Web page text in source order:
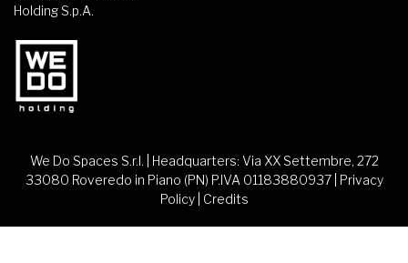
Holding S.p.A.
We Do Spaces S.r.l. | Headquarters: Via XX Settembre, 272
33080 Roveredo in Piano (PN) P.IVA 01183880937 | Privacy
Policy| Credits